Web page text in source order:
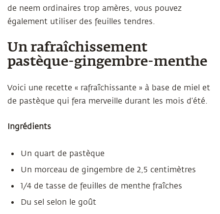
de neem ordinaires trop amères, vous pouvez
également utiliser des feuilles tendres.
Un rafraîchissement
pastèque-gingembre-menthe
Voici une recette « rafraîchissante » à base de miel et
de pastèque qui fera merveille durant les mois d’été.
Ingrédients
Un quart de pastèque
Un morceau de gingembre de 2,5 centimètres
1/4 de tasse de feuilles de menthe fraîches
Du sel selon le goût